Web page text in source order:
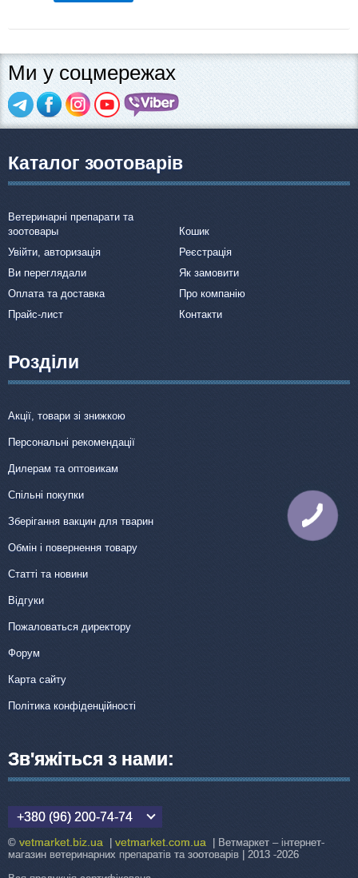
Ми у соцмережах
Каталог зоотоварів
Ветеринарні препарати та
зоотовары
Кошик
Увійти, авторизація
Реєстрація
Ви переглядали
Як замовити
Оплата та доставка
Про компанію
Прайс-лист
Контакти
Розділи
Акції, товари зі знижкою
Персональні рекомендації
Дилерам та оптовикам
Спільні покупки
Зберігання вакцин для тварин
Обмін і повернення товару
Статті та новини
Відгуки
Пожаловаться директору
Форум
Карта сайту
Політика конфіденційності
Зв'яжіться з нами:
+380 (96) 200-74-74
© vetmarket.biz.ua | vetmarket.com.ua | Ветмаркет – інтернет-
магазин ветеринарних препаратів та зоотоварів | 2013 -2026
КНОПКА
ЗВ'ЯЗКУ